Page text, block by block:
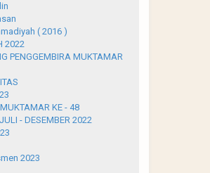
( 2016 )
2022
PENGGEMBIRA MUKTAMAR
KE - 48
- DESEMBER 2022
2023